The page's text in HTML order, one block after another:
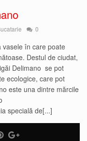
0
vasele în care poate
Destul de ciudat,
Delimano se pot
ecologice, care pot
este una dintre mărcile
specială de[...]